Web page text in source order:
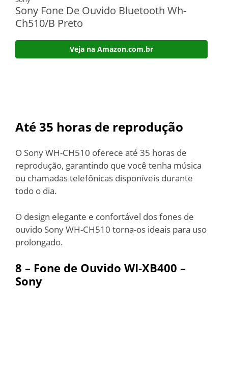
Sony Fone De Ouvido Bluetooth Wh-
Ch510/B Preto
Veja na Amazon.com.br
Até 35 horas de reprodução
O Sony WH-CH510 oferece até 35 horas de
reprodução, garantindo que você tenha música
ou chamadas telefônicas disponíveis durante
todo o dia.
O design elegante e confortável dos fones de
ouvido Sony WH-CH510 torna-os ideais para uso
prolongado.
8 – Fone de Ouvido WI-XB400 –
Sony